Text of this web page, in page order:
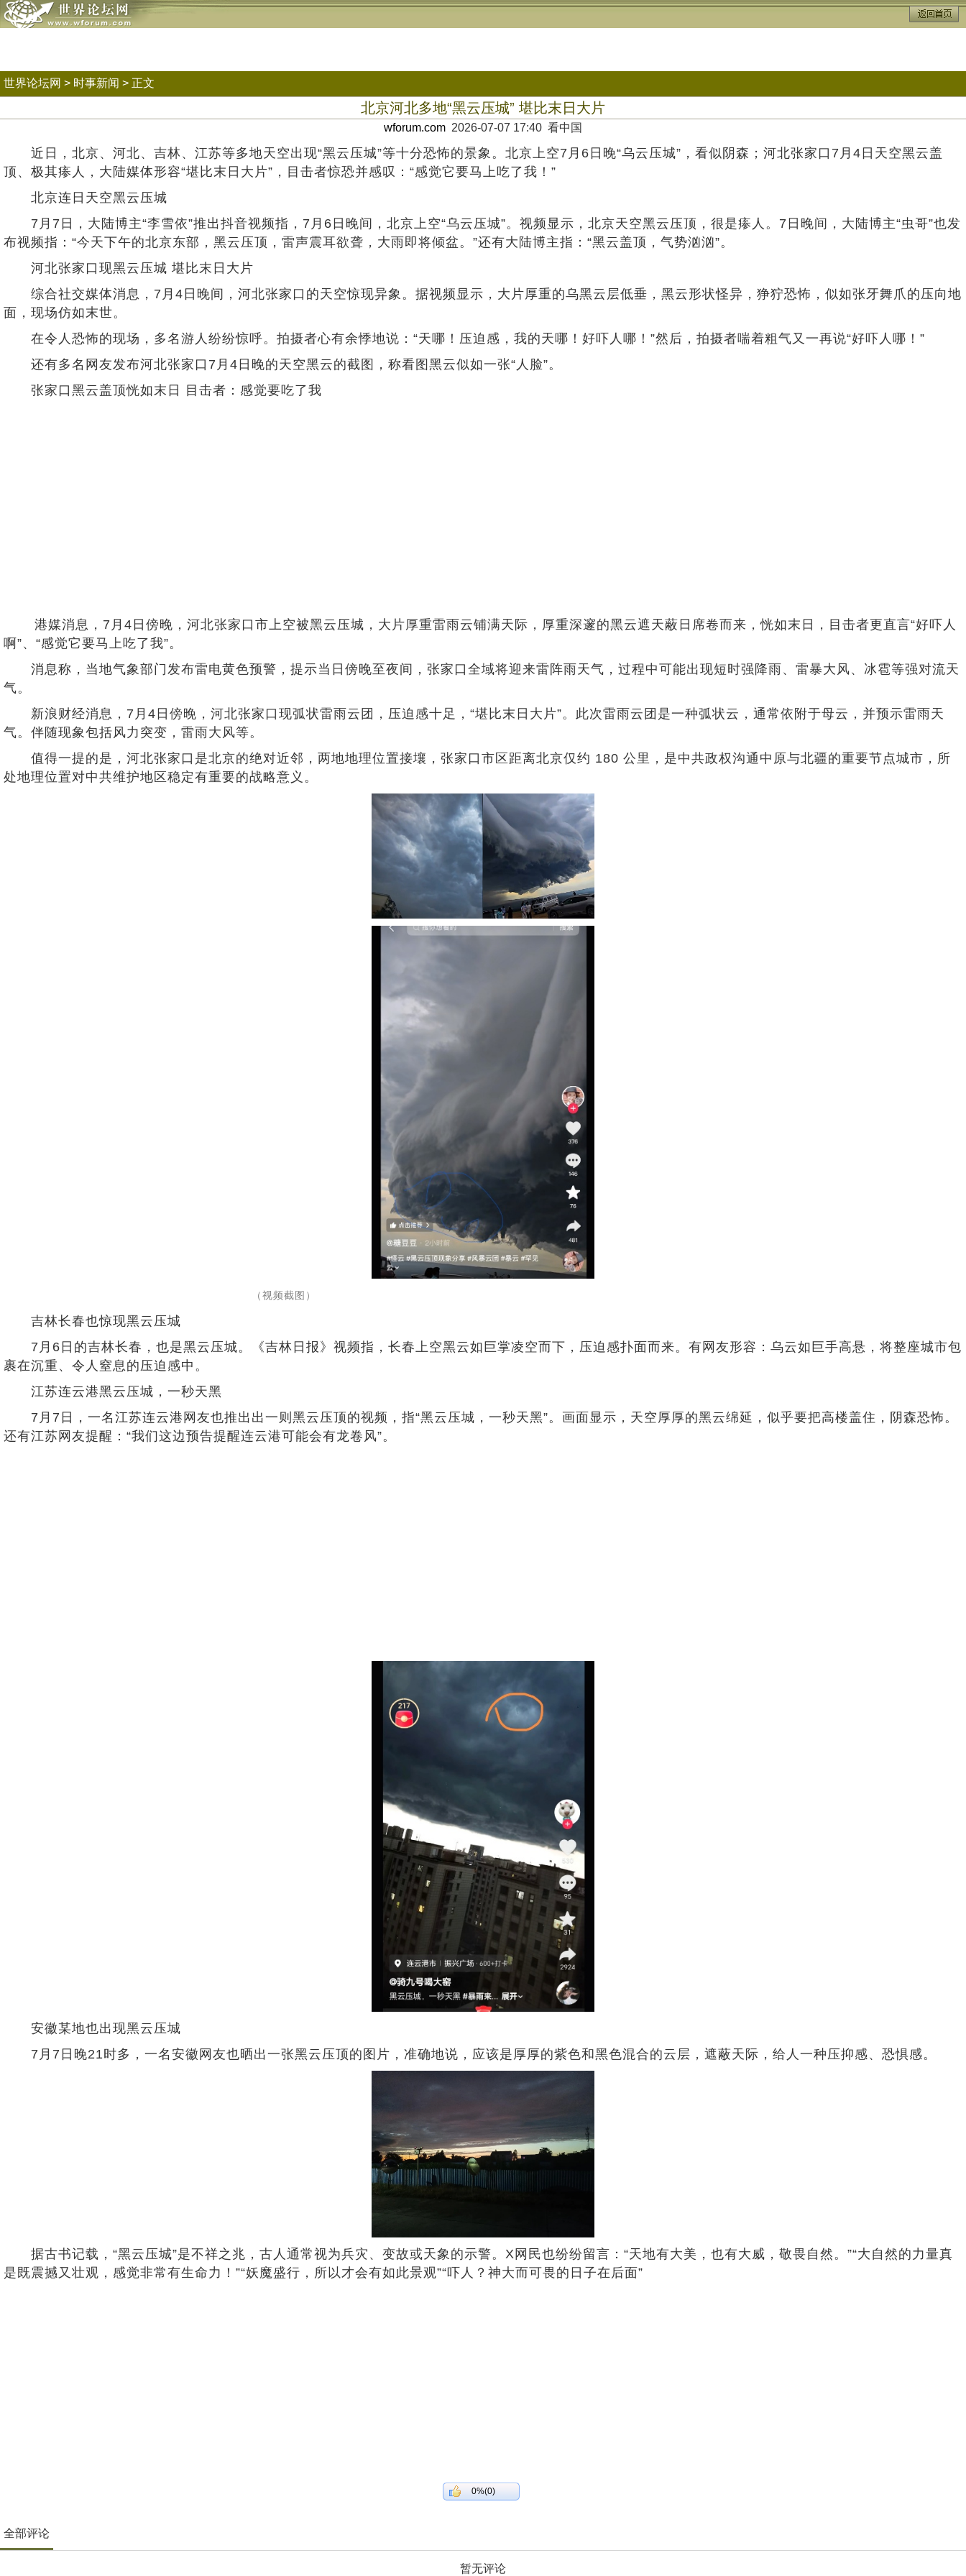
世界论坛网 > 时事新闻 > 正文
北京河北多地“黑云压城” 堪比末日大片
wforum.com 2026-07-07 17:40 看中国
近日，北京、河北、吉林、江苏等多地天空出现“黑云压城”等十分恐怖的景象。北京上空7月6日晚“乌云压城”，看似阴森；河北张家口7月4日天空黑云盖
顶、极其瘆人，大陆媒体形容“堪比末日大片”，目击者惊恐并感叹：“感觉它要马上吃了我！”
北京连日天空黑云压城
7月7日，大陆博主“李雪依”推出抖音视频指，7月6日晚间，北京上空“乌云压城”。视频显示，北京天空黑云压顶，很是瘆人。7日晚间，大陆博主“虫哥”也发
布视频指：“今天下午的北京东部，黑云压顶，雷声震耳欲聋，大雨即将倾盆。”还有大陆博主指：“黑云盖顶，气势汹汹”。
河北张家口现黑云压城 堪比末日大片
综合社交媒体消息，7月4日晚间，河北张家口的天空惊现异象。据视频显示，大片厚重的乌黑云层低垂，黑云形状怪异，狰狞恐怖，似如张牙舞爪的压向地
面，现场仿如末世。
在令人恐怖的现场，多名游人纷纷惊呼。拍摄者心有余悸地说：“天哪！压迫感，我的天哪！好吓人哪！”然后，拍摄者喘着粗气又一再说“好吓人哪！”
还有多名网友发布河北张家口7月4日晚的天空黑云的截图，称看图黑云似如一张“人脸”。
张家口黑云盖顶恍如末日 目击者：感觉要吃了我
港媒消息，7月4日傍晚，河北张家口市上空被黑云压城，大片厚重雷雨云铺满天际，厚重深邃的黑云遮天蔽日席卷而来，恍如末日，目击者更直言“好吓人
啊”、“感觉它要马上吃了我”。
消息称，当地气象部门发布雷电黄色预警，提示当日傍晚至夜间，张家口全域将迎来雷阵雨天气，过程中可能出现短时强降雨、雷暴大风、冰雹等强对流天
气。
新浪财经消息，7月4日傍晚，河北张家口现弧状雷雨云团，压迫感十足，“堪比末日大片”。此次雷雨云团是一种弧状云，通常依附于母云，并预示雷雨天
气。伴随现象包括风力突变，雷雨大风等。
值得一提的是，河北张家口是北京的绝对近邻，两地地理位置接壤，张家口市区距离北京仅约 180 公里，是中共政权沟通中原与北疆的重要节点城市，所
处地理位置对中共维护地区稳定有重要的战略意义。
（视频截图）
吉林长春也惊现黑云压城
7月6日的吉林长春，也是黑云压城。《吉林日报》视频指，长春上空黑云如巨掌凌空而下，压迫感扑面而来。有网友形容：乌云如巨手高悬，将整座城市包
裹在沉重、令人窒息的压迫感中。
江苏连云港黑云压城，一秒天黑
7月7日，一名江苏连云港网友也推出出一则黑云压顶的视频，指“黑云压城，一秒天黑”。画面显示，天空厚厚的黑云绵延，似乎要把高楼盖住，阴森恐怖。
还有江苏网友提醒：“我们这边预告提醒连云港可能会有龙卷风”。
安徽某地也出现黑云压城
7月7日晚21时多，一名安徽网友也晒出一张黑云压顶的图片，准确地说，应该是厚厚的紫色和黑色混合的云层，遮蔽天际，给人一种压抑感、恐惧感。
据古书记载，“黑云压城”是不祥之兆，古人通常视为兵灾、变故或天象的示警。X网民也纷纷留言：“天地有大美，也有大威，敬畏自然。”“大自然的力量真
是既震撼又壮观，感觉非常有生命力！”“妖魔盛行，所以才会有如此景观”“吓人？神大而可畏的日子在后面”
0%(0)
全部评论
暂无评论